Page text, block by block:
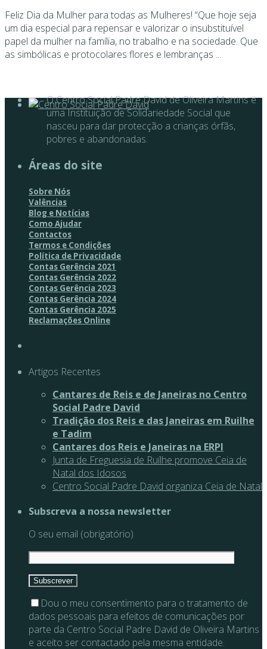
Feliz Dia da Mulher para todas as Mulheres! “Que hoje seja
um dia especial para repensar e valorizar o insubstituível
papel da mulher na família, no trabalho e na sociedade. Que
as simbólicas e protocolares flores e lembranças ...
navigationO Centro Social Padre David de Oliveira Martins é
uma Instituição de Solidariedade Social que
nasceu para dar protecção a crianças órfãs,
pobres e abandonadas.
Áreas do site
Sobre Nós
Valências
Blog e Notícias
Como Ajudar
Contactos
Termos e Condições
Política de Privacidade
Contas Gerência 2021
Contas Gerência 2022
Contas Gerência 2023
Contas Gerência 2024
Contas Gerência 2025
Reclamações Online
Artigos Recentes
Cantares de Reis e de Janeiras no Centro
Social Padre David
Tradição dos Reis e das Janeiras em Ruilhe
e Tadim
Cantares dos Reis e Janeiras na ERPI
Junta de Freguesia de Ruílhe promove Ceia de
Natal dos Idosos
Centro Social Padre David organiza Ceia de Natal
Subscreva a nossa newsletter
O seu email (obrigatório)
Dou o meu consentimento para o tratamento de
dados pessoais para efeitos de comunicações por
parte da Centro Social Padre David de Oliveira Martins
e aceito ser contactado pela mesma entidade.